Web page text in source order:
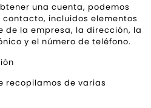
una cuenta, podemos
incluidos elementos
de la empresa, la dirección, la
y el número de teléfono.
recopilamos de varias